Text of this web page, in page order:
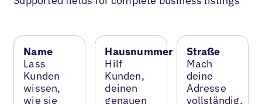
Name
Lass
Kunden
wissen,
wie sie
Hausnummer
Hilf
Kunden,
deinen
genauen
Straße
Mach
deine
Adresse
vollständig,